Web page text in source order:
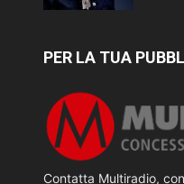
PER LA TUA
Contatta Multiradio,